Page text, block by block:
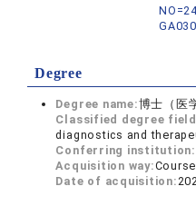
GA030
Degree
Degree name:博士（医
Classified degree
diagnostics and
Conferring institution:
Acquisition way:
Date of acquisition: